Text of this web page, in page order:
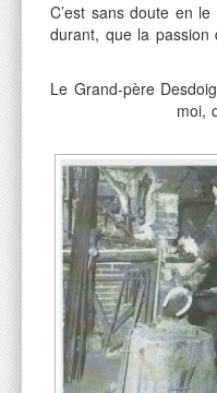
C’est sans doute en
durant, que la passion
Le Grand-père
moi, quelques